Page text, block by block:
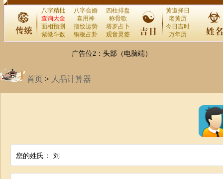
八字精批 八字合婚
四柱排盘
查询大全
喜用神
称骨歌
面相预测
指纹运势
塔罗占卜
紫微斗数
铜板占卦 观音灵签
黄道择日
老黄历
今日吉时
万年历
广告位2：头部（电脑端）
首页 > 人品计算器
您的姓氏：